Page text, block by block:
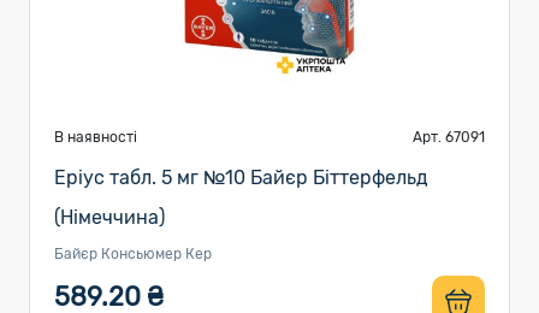
В наявності Арт. 67091
Еріус табл. 5 мг №10 Байєр Біттерфельд
(Німеччина)
Байєр Консьюмер Кер
589.20 ₴